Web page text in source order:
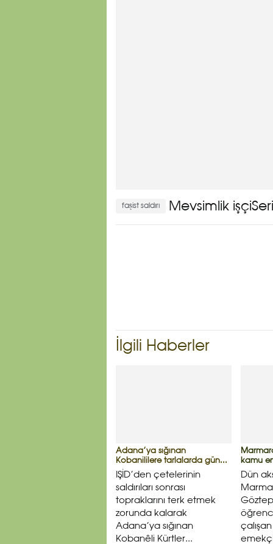
faşist saldırı Mevsimlik
İlgili Haberler
Adana’ya sığınan
Kobanililere tarlalarda gün...
IŞİD’den çetelerinin
saldırıları sonrası
topraklarını terk etmek
zorunda kalarak
Adana’ya sığınan
Kobanêli Kürtler...
kamu
Dün